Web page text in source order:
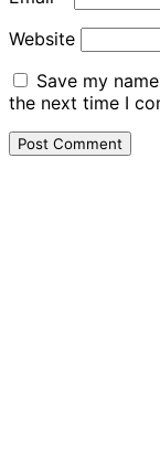
Website
Save my
the next time I